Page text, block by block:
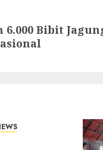
6.000 Bibit